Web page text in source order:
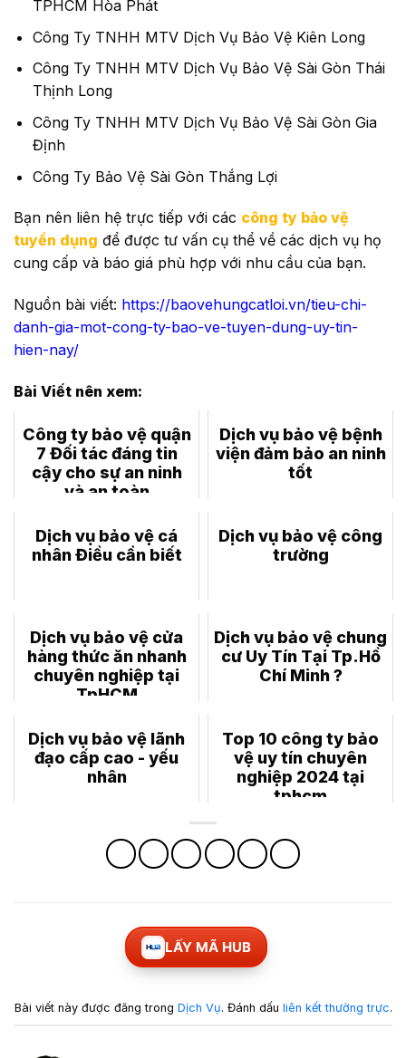
TPHCM Hòa Phát
Công Ty TNHH MTV Dịch Vụ Bảo Vệ Kiên Long
Công Ty TNHH MTV Dịch Vụ Bảo Vệ Sài Gòn Thái
Thịnh Long
Công Ty TNHH MTV Dịch Vụ Bảo Vệ Sài Gòn Gia
Định
Công Ty Bảo Vệ Sài Gòn Thắng Lợi
Bạn nên liên hệ trực tiếp với các công ty bảo vệ
tuyển dụng để được tư vấn cụ thể về các dịch vụ họ
cung cấp và báo giá phù hợp với nhu cầu của bạn.
Nguồn bài viết: https://baovehungcatloi.vn/tieu-chi-
danh-gia-mot-cong-ty-bao-ve-tuyen-dung-uy-tin-
hien-nay/
Bài Viết nên xem:
Công ty bảo vệ quận
7 Đối tác đáng tin
cậy cho sự an ninh
và an toàn
Dịch vụ bảo vệ bệnh
viện đảm bảo an ninh
tốt
Dịch vụ bảo vệ cá
nhân Điều cần biết
Dịch vụ bảo vệ công
trường
Dịch vụ bảo vệ cửa
hàng thức ăn nhanh
chuyên nghiệp tại
TpHCM
Dịch vụ bảo vệ chung
cư Uy Tín Tại Tp.Hồ
Chí Minh ?
Dịch vụ bảo vệ lãnh
đạo cấp cao - yếu
nhân
Top 10 công ty bảo
vệ uy tín chuyên
nghiệp 2024 tại
tphcm
LẤY MÃ HUB
Bài viết này được đăng trong Dịch Vụ. Đánh dấu liên kết thường trực.